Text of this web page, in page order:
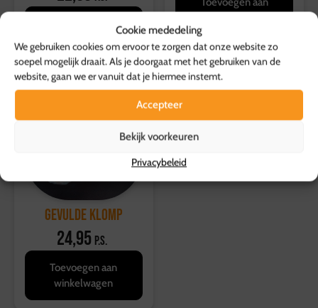
Cookie mededeling
We gebruiken cookies om ervoor te zorgen dat onze website zo
soepel mogelijk draait. Als je doorgaat met het gebruiken van de
website, gaan we er vanuit dat je hiermee instemt.
Accepteer
Bekijk voorkeuren
Privacybeleid
Toevoegen aan
winkelwagen
Gevulde Klomp
24,95 p.s.
Toevoegen aan
winkelwagen